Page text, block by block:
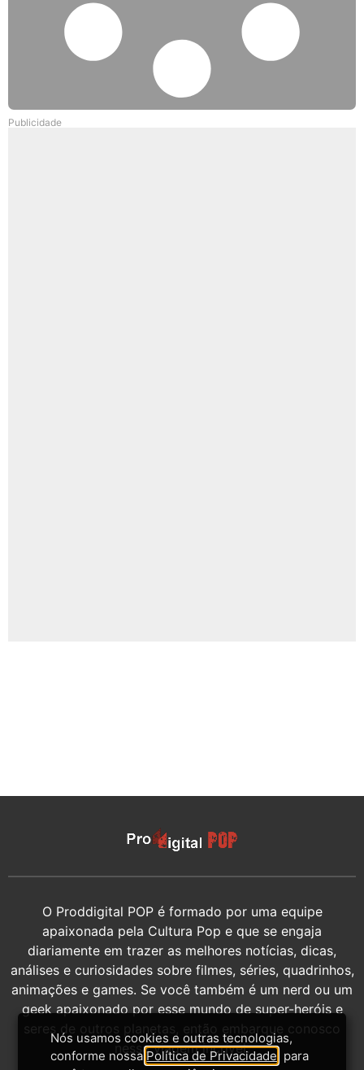
Publicidade
O Proddigital POP é formado por uma equipe
apaixonada pela Cultura Pop e que se engaja
diariamente em trazer as melhores notícias, dicas,
análises e curiosidades sobre filmes, séries, quadrinhos,
animações e games. Se você também é um nerd ou um
geek apaixonado por esse mundo de super-heróis e
seres de outros planetas, então embarque conosco
nessa viagem incrível.
Nós usamos cookies e outras tecnologias,
conforme nossa Política de Privacidade , para